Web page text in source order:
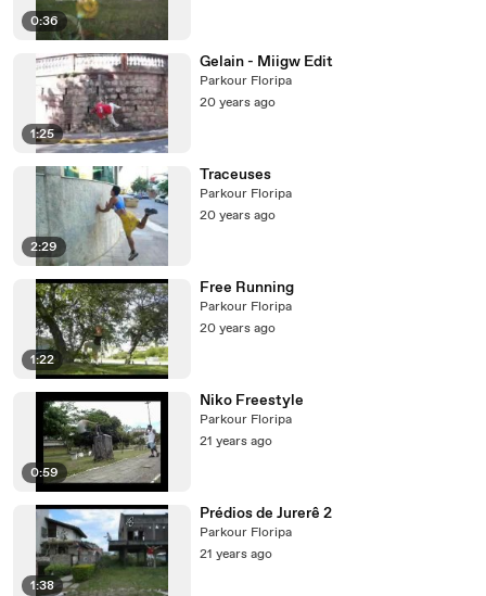
0:36
1:25
Gelain - Miigw Edit
Parkour Floripa
20 years ago
2:29
Traceuses
Parkour Floripa
20 years ago
1:22
Free Running
Parkour Floripa
20 years ago
0:59
Niko Freestyle
Parkour Floripa
21 years ago
1:38
Prédios de Jurerê 2
Parkour Floripa
21 years ago